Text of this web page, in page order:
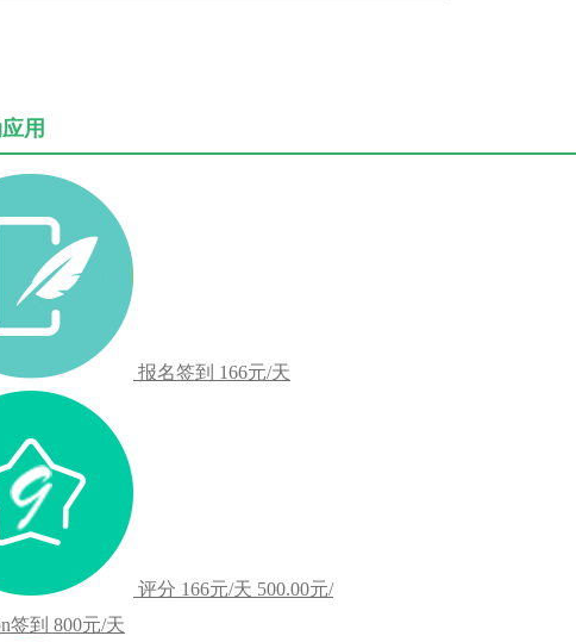
用
报名签到 166元/天
评分 166元/天 500.00元/
签到 800元/天